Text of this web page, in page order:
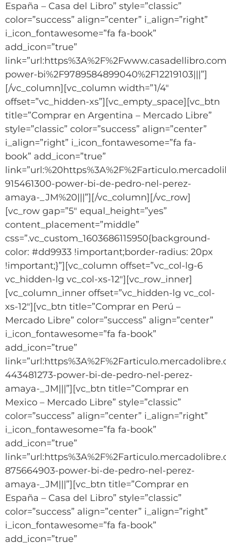
España – Casa del Libro” style=”classic”
color=”success” align=”center” i_align=”right”
i_icon_fontawesome=”fa fa-book”
add_icon=”true”
power-bi%2F9789584899040%2F12219103|||”]
[/vc_column][vc_column width=”1/4″
offset=”vc_hidden-xs”][vc_empty_space][vc_btn
title=”Comprar en Argentina – Mercado Libre”
style=”classic” color=”success” align=”center”
i_align=”right” i_icon_fontawesome=”fa fa-
book” add_icon=”true”
915461300-power-bi-de-pedro-nel-perez-
amaya-_JM%20|||”][/vc_column][/vc_row]
[vc_row gap=”5″ equal_height=”yes”
content_placement=”middle”
css=”.vc_custom_1603686115950{background-
color: #dd9933 !important;border-radius: 20px
!important;}”][vc_column offset=”vc_col-lg-6
vc_hidden-lg vc_col-xs-12″][vc_row_inner]
[vc_column_inner offset=”vc_hidden-lg vc_col-
xs-12″][vc_btn title=”Comprar en Perú –
Mercado Libre” color=”success” align=”center”
i_icon_fontawesome=”fa fa-book”
add_icon=”true”
443481273-power-bi-de-pedro-nel-perez-
amaya-_JM|||”][vc_btn title=”Comprar en
Mexico – Mercado Libre” style=”classic”
color=”success” align=”center” i_align=”right”
i_icon_fontawesome=”fa fa-book”
add_icon=”true”
875664903-power-bi-de-pedro-nel-perez-
amaya-_JM|||”][vc_btn title=”Comprar en
España – Casa del Libro” style=”classic”
color=”success” align=”center” i_align=”right”
i_icon_fontawesome=”fa fa-book”
add_icon=”true”